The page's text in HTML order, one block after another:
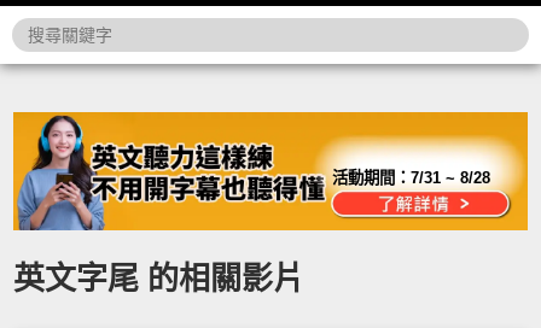
活動期間：7/31 ~ 8/28
英文字尾 的相關影片